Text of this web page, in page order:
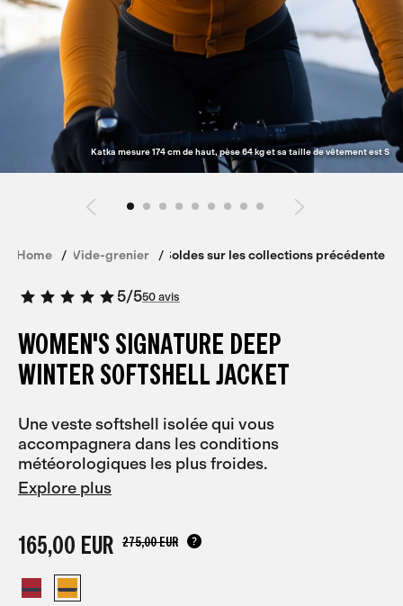
Katka mesure 174 cm de haut, pèse 64 kg et sa taille de vêtement est S
Home Vide-grenier Soldes sur les collections précédentes
5/550 avis
WOMEN'S SIGNATURE DEEP
WINTER SOFTSHELL JACKET
Une veste softshell isolée qui vous
accompagnera dans les conditions
météorologiques les plus froides.
Explore plus
165,00 EUR 275,00 EUR